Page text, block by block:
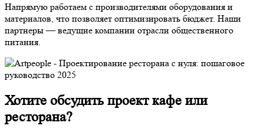
Напрямую работаем с производителями оборудования и
материалов, что позволяет оптимизировать бюджет. Наши
партнеры — ведущие компании отрасли общественного
питания.
Хотите обсудить проект кафе или
ресторана?